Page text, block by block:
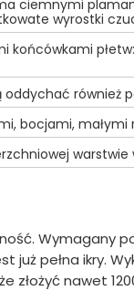
ciemnymi
wyrostki
końcówkami
również
bocjami, małymi
warstwie
Wymagany
pełna ikry.
złożyć nawet